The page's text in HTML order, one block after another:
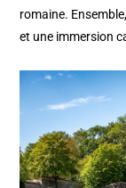
romaine.
et une immersion